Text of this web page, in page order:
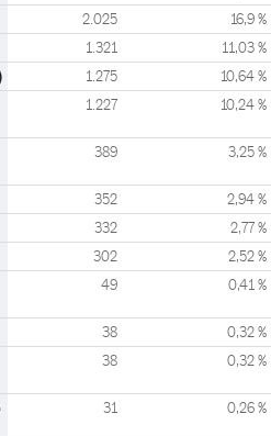
2.025 16,9 %
1.321 11,03 %
1.275 10,64 %
1.227 10,24 %
389 3,25 %
352 2,94 %
332 2,77 %
302 2,52 %
49 0,41 %
38 0,32 %
38 0,32 %
31 0,26 %